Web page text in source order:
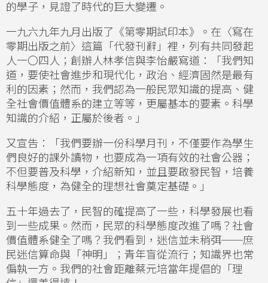
的學子，見證了時代的巨大變遷。
一九六九年九月出版了《第零期試印本》。在〈寫在
零期出版之前〉這篇「代發刊辭」裡，列有共同發起
人一〇四人；創辦人林孝信與李怡嚴寫道：「我們知
道，要使社會進步和現代化，政治、經濟固然是最有
利的因素；然而，我們認為一般民眾知識的提高、健
全社會價值體系的建立等等，更屬基本的要素。科學
知識的介紹，正屬於後者。」
又宣告：「我們要辦一份科學月刊，不僅要作為學生
們良好的課外讀物，也要成為一項有效的社會公器；
不但要普及科學，介紹新知，並且要啟發民智，培養
科學態度，為健全的理想社會奠定基礎。」
五十年過去了，民智的確提高了一些，科學發展也看
到一些成果。然而，民眾的科學態度改進了嗎？社會
價值體系健全了嗎？我們看到，迷信並未稍弭──庶
民迷信算命與「神明」；青年盲從流行；知識界也常
偏執一方。我們的社會距離蔡元培當年提倡的「理